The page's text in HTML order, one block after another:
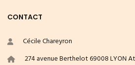
CONTACT
Cécile Chareyron
274 avenue Berthelot 69008 LYON